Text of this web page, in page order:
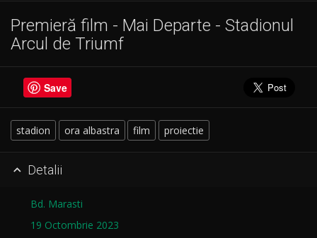
Premieră film - Mai Departe - Stadionul
Arcul de Triumf
Save
stadion ora albastra film proiectie
 Detalii
Bd. Marasti
19 Octombrie 2023